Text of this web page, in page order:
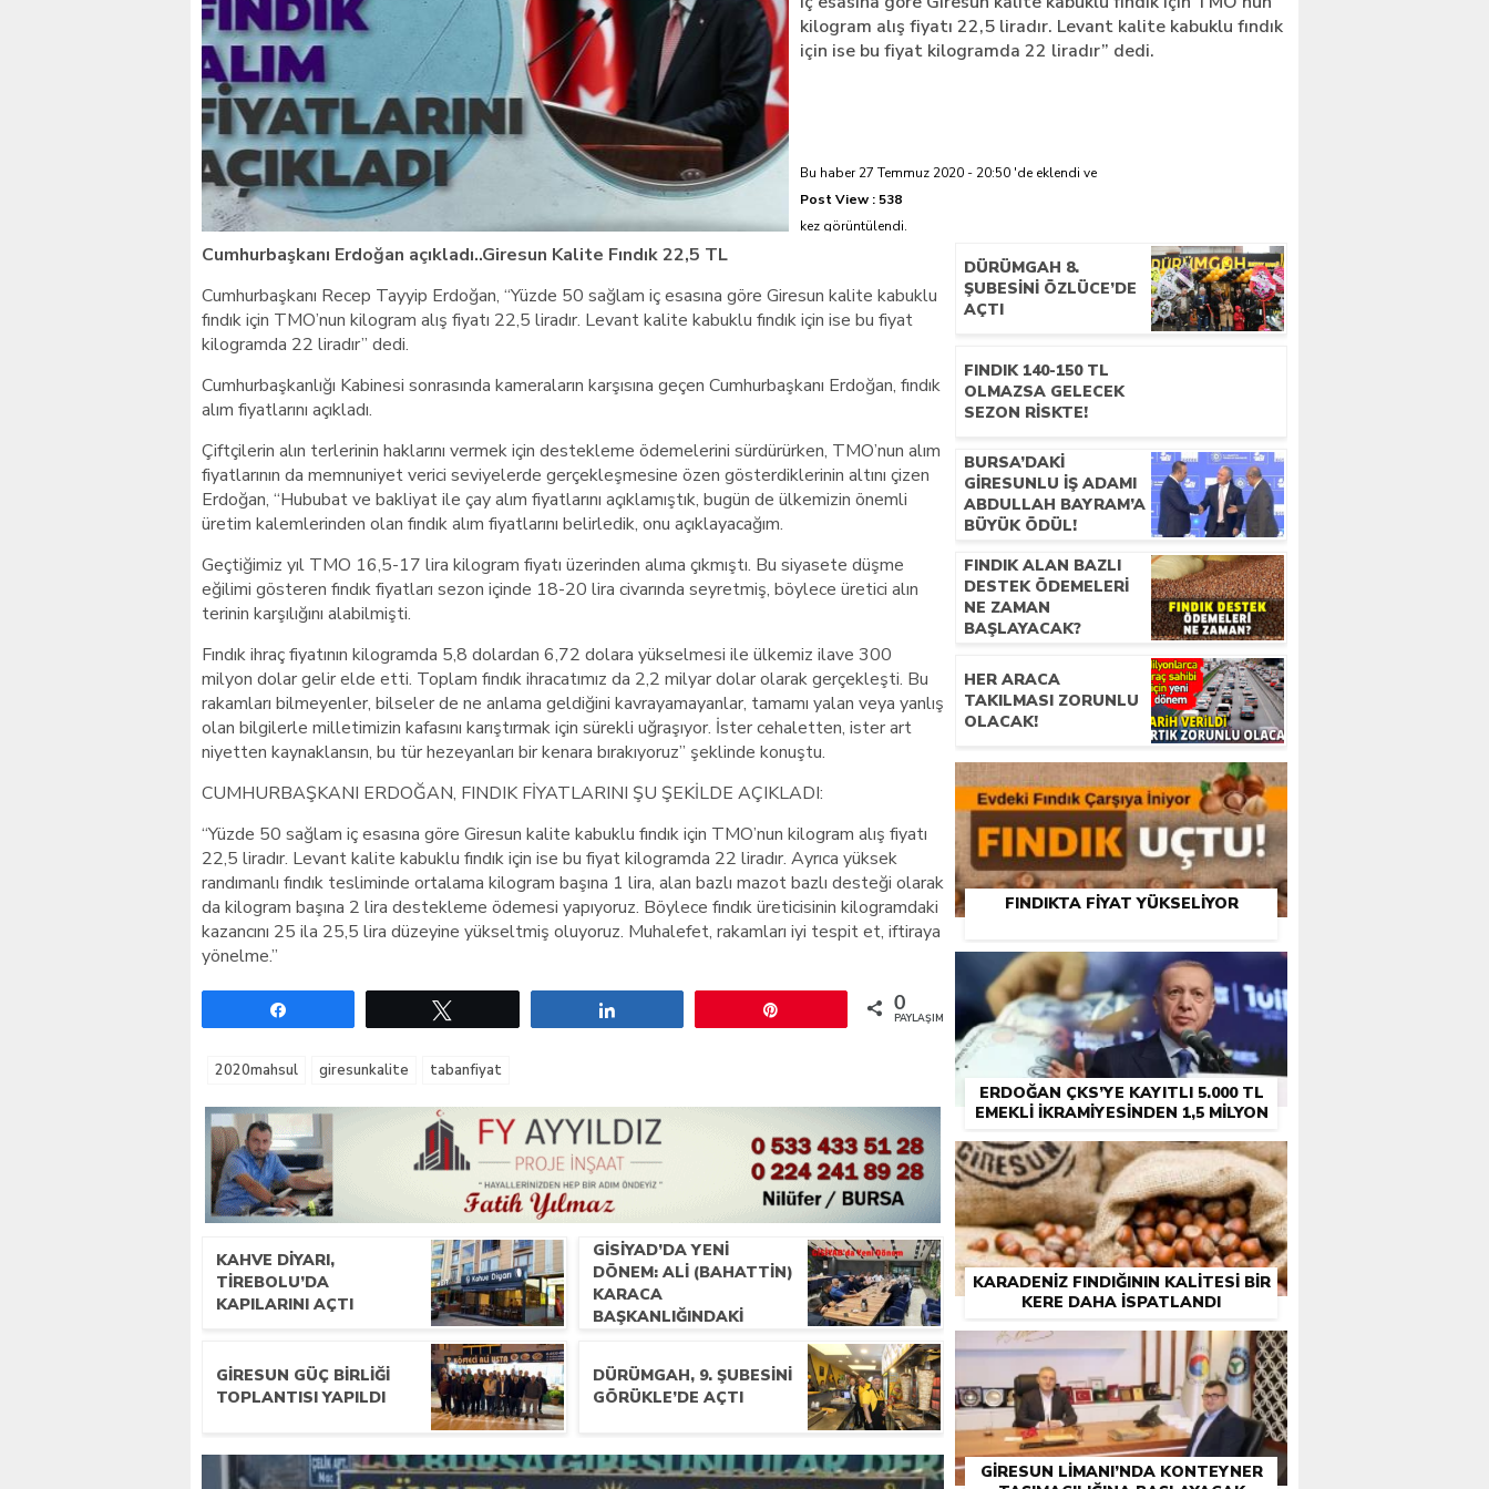
Giresunlu sürücü Orhangazi’de hayatını kaybetti
kilogram alış fiyatı 22,5 liradır. Levant kalite kabuklu fındık
için ise bu fiyat kilogramda 22 liradır” dedi.
Bu haber 27 Temmuz 2020 - 20:50 'de eklendi ve
Post View : 538
kez görüntülendi.
Cumhurbaşkanı Erdoğan açıkladı..Giresun Kalite Fındık 22,5 TL
Cumhurbaşkanı Recep Tayyip Erdoğan, “Yüzde 50 sağlam iç esasına göre Giresun kalite kabuklu
fındık için TMO’nun kilogram alış fiyatı 22,5 liradır. Levant kalite kabuklu fındık için ise bu fiyat
kilogramda 22 liradır” dedi.
Cumhurbaşkanlığı Kabinesi sonrasında kameraların karşısına geçen Cumhurbaşkanı Erdoğan, fındık
alım fiyatlarını açıkladı.
Çiftçilerin alın terlerinin haklarını vermek için destekleme ödemelerini sürdürürken, TMO’nun alım
fiyatlarının da memnuniyet verici seviyelerde gerçekleşmesine özen gösterdiklerinin altını çizen
Erdoğan, “Hububat ve bakliyat ile çay alım fiyatlarını açıklamıştık, bugün de ülkemizin önemli
üretim kalemlerinden olan fındık alım fiyatlarını belirledik, onu açıklayacağım.
Geçtiğimiz yıl TMO 16,5-17 lira kilogram fiyatı üzerinden alıma çıkmıştı. Bu siyasete düşme
eğilimi gösteren fındık fiyatları sezon içinde 18-20 lira civarında seyretmiş, böylece üretici alın
terinin karşılığını alabilmişti.
Fındık ihraç fiyatının kilogramda 5,8 dolardan 6,72 dolara yükselmesi ile ülkemiz ilave 300
milyon dolar gelir elde etti. Toplam fındık ihracatımız da 2,2 milyar dolar olarak gerçekleşti. Bu
rakamları bilmeyenler, bilseler de ne anlama geldiğini kavrayamayanlar, tamamı yalan veya yanlış
olan bilgilerle milletimizin kafasını karıştırmak için sürekli uğraşıyor. İster cehaletten, ister art
niyetten kaynaklansın, bu tür hezeyanları bir kenara bırakıyoruz” şeklinde konuştu.
CUMHURBAŞKANI ERDOĞAN, FINDIK FİYATLARINI ŞU ŞEKİLDE AÇIKLADI:
“Yüzde 50 sağlam iç esasına göre Giresun kalite kabuklu fındık için TMO’nun kilogram alış fiyatı
22,5 liradır. Levant kalite kabuklu fındık için ise bu fiyat kilogramda 22 liradır. Ayrıca yüksek
randımanlı fındık tesliminde ortalama kilogram başına 1 lira, alan bazlı mazot bazlı desteği olarak
da kilogram başına 2 lira destekleme ödemesi yapıyoruz. Böylece fındık üreticisinin kilogramdaki
kazancını 25 ila 25,5 lira düzeyine yükseltmiş oluyoruz. Muhalefet, rakamları iyi tespit et, iftiraya
yönelme.”
0
PAYLAŞIMLAR
2020mahsul giresunkalite tabanfiyat
KAHVE DIYARI,
TIREBOLU’DA
KAPILARINI AÇTI
GİSİYAD’DA YENI
DÖNEM: ALI (BAHATTIN)
KARACA
BAŞKANLIĞINDAKI
TOPLANTISINI
GERÇEKLEŞTIRDI
GIRESUN GÜÇ BIRLIĞI
TOPLANTISI YAPILDI
DÜRÜMGAH, 9. ŞUBESINI
GÖRÜKLE’DE AÇTI
DÜRÜMGAH 8.
ŞUBESINI ÖZLÜCE’DE
AÇTI
FINDIK 140-150 TL
OLMAZSA GELECEK
SEZON RISKTE!
BURSA’DAKI
GIRESUNLU İŞ ADAMI
ABDULLAH BAYRAM’A
BÜYÜK ÖDÜL!
FINDIK ALAN BAZLI
DESTEK ÖDEMELERI
NE ZAMAN
BAŞLAYACAK?
HER ARACA
TAKILMASI ZORUNLU
OLACAK!
FINDIKTA FIYAT YÜKSELIYOR
ERDOĞAN ÇKS’YE KAYITLI 5.000 TL
EMEKLI İKRAMIYESINDEN 1,5 MILYON
KARADENIZ FINDIĞININ KALITESI BIR
KERE DAHA ISPATLANDI
GIRESUN LIMANI’NDA KONTEYNER